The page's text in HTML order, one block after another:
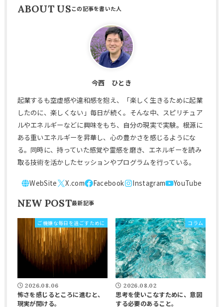
ABOUT US
今西 ひとき
起業するも空虚感や違和感を抱え、「楽しく生きるために起業
したのに、楽しくない」毎日が続く。そんな中、スピリチュア
ルやエネルギーなどに興味をもち、自分の現実で実験。根源に
ある重いエネルギーを昇華し、心の豊かさを感じるようにな
る。同時に、持っていた感覚や霊感を磨き、エネルギーを読み
取る技術を活かしたセッションやプログラムを行っている。
NEW POST
ご機嫌な毎日を過ごすために
2026.08.06
怖さを感じるところに進むと、
現実が開ける。
コラム
2026.08.02
思考を使いこなすために、意図
する必要のあること。